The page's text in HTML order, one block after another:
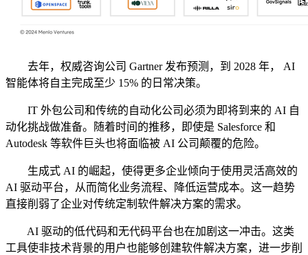
去年，权威咨询公司 Gartner 发布预测，到 2028 年， AI
智能体将自主完成至少 15% 的日常决策。
IT 外包公司和传统的自动化公司必须为即将到来的 AI 自
动化挑战做准备。随着时间的推移，即使是 Salesforce 和
Autodesk 等软件巨头也将面临被 AI 公司颠覆的危险。
生成式 AI 的崛起，使得更多企业倾向于使用灵活高效的
AI 驱动平台，从而简化业务流程、降低运营成本。这一趋势
直接削弱了企业对传统定制软件解决方案的需求。
AI 驱动的低代码和无代码平台也在加剧这一冲击。这类
工具使非技术背景的用户也能够创建软件解决方案，进一步削